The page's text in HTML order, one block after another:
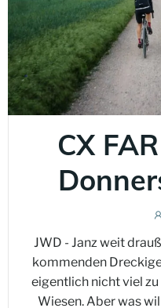
CX
JWD - Janz weit
kommenden
eigentlich nicht viel zu
Wiesen. Aber was